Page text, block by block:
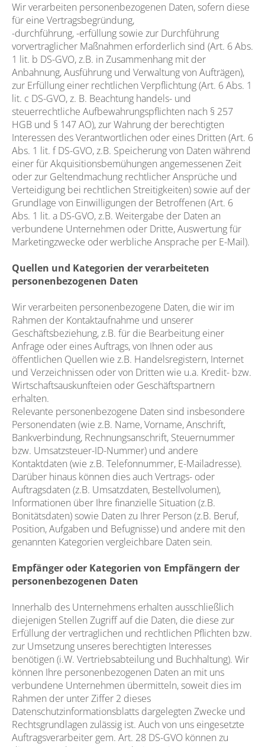
Wir verarbeiten personenbezogenen Daten, sofern diese
für eine Vertragsbegründung,
-durchführung, -erfüllung sowie zur Durchführung
vorvertraglicher Maßnahmen erforderlich sind (Art. 6 Abs.
1 lit. b DS-GVO, z.B. in Zusammenhang mit der
Anbahnung, Ausführung und Verwaltung von Aufträgen),
zur Erfüllung einer rechtlichen Verpflichtung (Art. 6 Abs. 1
lit. c DS-GVO, z. B. Beachtung handels- und
steuerrechtliche Aufbewahrungspflichten nach § 257
HGB und § 147 AO), zur Wahrung der berechtigten
Interessen des Verantwortlichen oder eines Dritten (Art. 6
Abs. 1 lit. f DS-GVO, z.B. Speicherung von Daten während
einer für Akquisitionsbemühungen angemessenen Zeit
oder zur Geltendmachung rechtlicher Ansprüche und
Verteidigung bei rechtlichen Streitigkeiten) sowie auf der
Grundlage von Einwilligungen der Betroffenen (Art. 6
Abs. 1 lit. a DS-GVO, z.B. Weitergabe der Daten an
verbundene Unternehmen oder Dritte, Auswertung für
Marketingzwecke oder werbliche Ansprache per E-Mail).
Quellen und Kategorien der verarbeiteten
personenbezogenen Daten
Wir verarbeiten personenbezogene Daten, die wir im
Rahmen der Kontaktaufnahme und unserer
Geschäftsbeziehung, z.B. für die Bearbeitung einer
Anfrage oder eines Auftrags, von Ihnen oder aus
öffentlichen Quellen wie z.B. Handelsregistern, Internet
und Verzeichnissen oder von Dritten wie u.a. Kredit- bzw.
Wirtschaftsauskunfteien oder Geschäftspartnern
erhalten.
Relevante personenbezogene Daten sind insbesondere
Personendaten (wie z.B. Name, Vorname, Anschrift,
Bankverbindung, Rechnungsanschrift, Steuernummer
bzw. Umsatzsteuer-ID-Nummer) und andere
Kontaktdaten (wie z.B. Telefonnummer, E-Mailadresse).
Darüber hinaus können dies auch Vertrags- oder
Auftragsdaten (z.B. Umsatzdaten, Bestellvolumen),
Informationen über Ihre finanzielle Situation (z.B.
Bonitätsdaten) sowie Daten zu Ihrer Person (z.B. Beruf,
Position, Aufgaben und Befugnisse) und andere mit den
genannten Kategorien vergleichbare Daten sein.
Empfänger oder Kategorien von Empfängern der
personenbezogenen Daten
Innerhalb des Unternehmens erhalten ausschließlich
diejenigen Stellen Zugriff auf die Daten, die diese zur
Erfüllung der vertraglichen und rechtlichen Pflichten bzw.
zur Umsetzung unseres berechtigten Interesses
benötigen (i.W. Vertriebsabteilung und Buchhaltung). Wir
können Ihre personenbezogenen Daten an mit uns
verbundene Unternehmen übermitteln, soweit dies im
Rahmen der unter Ziffer 2 dieses
Datenschutzinformationsblatts dargelegten Zwecke und
Rechtsgrundlagen zulässig ist. Auch von uns eingesetzte
Auftragsverarbeiter gem. Art. 28 DS-GVO können zu